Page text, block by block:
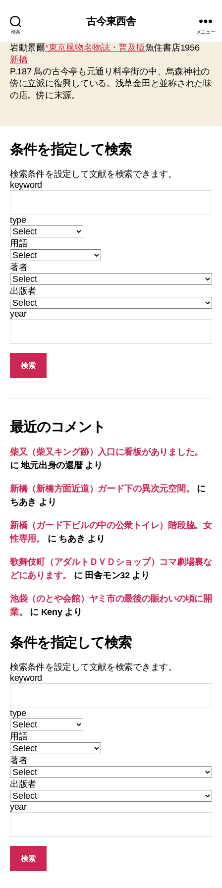
検索
古今東西舎
メニュー
岩動景爾*東京風物名物誌・普及版魚住書店1956
新橋
P.187 鳥の古今亭も元通り料亭街の中、烏森神社の
傍に立派に復興している。浅草金田と並称された味
の店。傍に末源。
条件を指定して検索
検索条件を設定して文献を検索できます。
keyword
type
用語
著者
出版者
year
最近のコメント
柴又（柴又キング跡）入口に看板がありました。
に地元出身の還暦より
新橋（新橋方面近道）ガード下の異次元空間。
に
ちあき より
新橋（ガード下ビルの中の公衆トイレ）階段脇。女
性専用。
に ちあき より
歌舞伎町（アダルトＤＶＤショップ）コマ劇場裏な
どにあります。
に 田舎モン32より
池袋（のとや会館）ヤミ市の最後の賑わいの頃に開
業。
に Kenyより
条件を指定して検索
検索条件を設定して文献を検索できます。
keyword
type
用語
著者
出版者
year